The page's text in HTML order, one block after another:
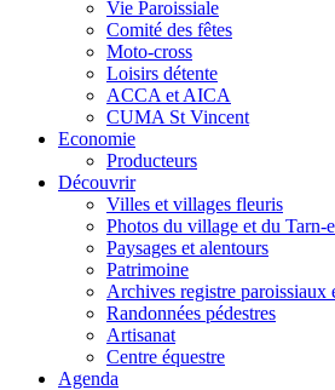
Vie Paroissiale
Comité des fêtes
Moto-cross
Loisirs détente
ACCA et AICA
CUMA St Vincent
Economie
Producteurs
Découvrir
Villes et villages fleuris
Photos du village et du Tarn-
Paysages et alentours
Patrimoine
Archives registre paroissiaux
Randonnées pédestres
Artisanat
Centre équestre
Agenda